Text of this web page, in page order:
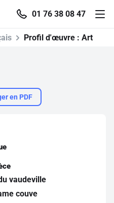
01 76 38 08 47
Profil d'œuvre : Art
en PDF
vaudeville
couve